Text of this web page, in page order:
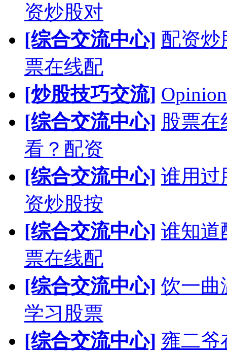
资炒股对
[综合交流中心] 配资炒
票在线配
[炒股技巧交流]
[综合交流中心] 股票
看？配资
[综合交流中心] 谁用过
资炒股按
[综合交流中心] 谁知道
票在线配
[综合交流中心] 饮一曲
学习股票
[综合交流中心] 雍二爷